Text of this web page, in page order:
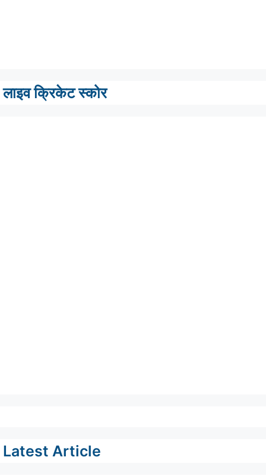
लाइव क्रिकेट स्कोर
Latest Article